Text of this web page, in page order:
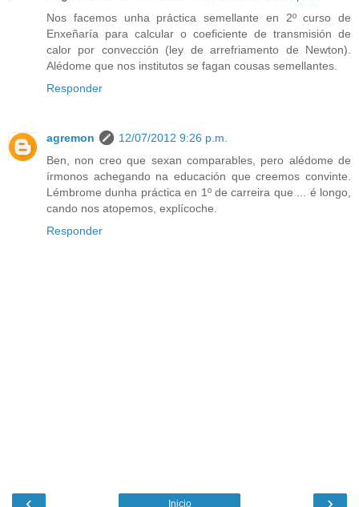
Nos facemos unha práctica semellante en 2º curso de
Enxeñaría para calcular o coeficiente de transmisión de
calor por convección (ley de arrefriamento de Newton).
Alédome que nos institutos se fagan cousas semellantes.
Responder
agremon
12/07/2012 9:26 p.m.
Ben, non creo que sexan comparables, pero alédome de
írmonos achegando na educación que creemos convinte.
Lémbrome dunha práctica en 1º de carreira que ... é longo,
cando nos atopemos, explícoche.
Responder
‹ ›
Inicio